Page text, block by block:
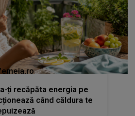
ți recăpăta energia pe
când căldura te